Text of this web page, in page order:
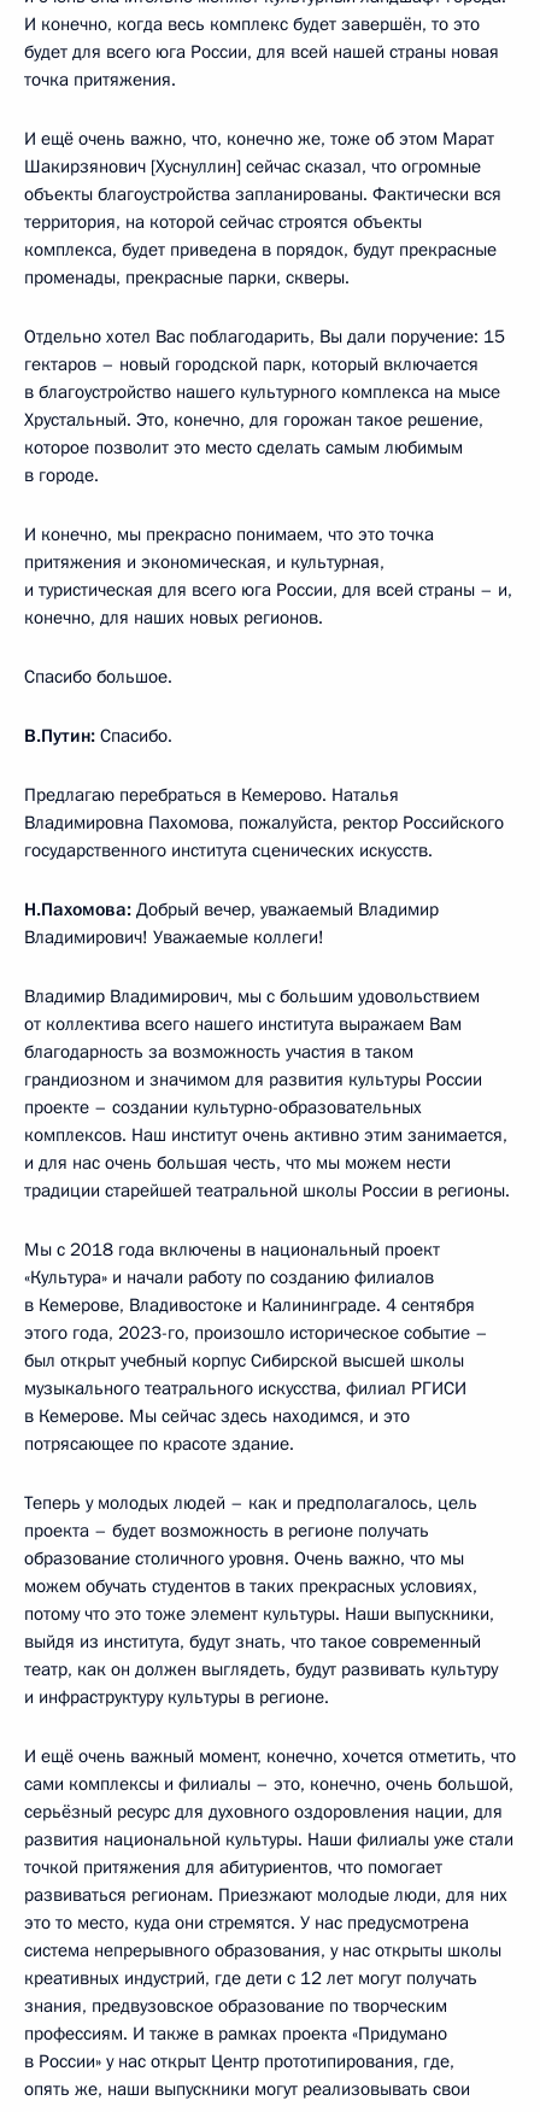
И конечно, когда весь комплекс будет завершён, то это
будет для всего юга России, для всей нашей страны новая
точка притяжения.
И ещё очень важно, что, конечно же, тоже об этом Марат
Шакирзянович [Хуснуллин] сейчас сказал, что огромные
объекты благоустройства запланированы. Фактически вся
территория, на которой сейчас строятся объекты
комплекса, будет приведена в порядок, будут прекрасные
променады, прекрасные парки, скверы.
Отдельно хотел Вас поблагодарить, Вы дали поручение: 15
гектаров – новый городской парк, который включается
в благоустройство нашего культурного комплекса на мысе
Хрустальный. Это, конечно, для горожан такое решение,
которое позволит это место сделать самым любимым
в городе.
И конечно, мы прекрасно понимаем, что это точка
притяжения и экономическая, и культурная,
и туристическая для всего юга России, для всей страны – и,
конечно, для наших новых регионов.
Спасибо большое.
В.Путин: Спасибо.
Предлагаю перебраться в Кемерово. Наталья
Владимировна Пахомова, пожалуйста, ректор Российского
государственного института сценических искусств.
Н.Пахомова: Добрый вечер, уважаемый Владимир
Владимирович! Уважаемые коллеги!
Владимир Владимирович, мы с большим удовольствием
от коллектива всего нашего института выражаем Вам
благодарность за возможность участия в таком
грандиозном и значимом для развития культуры России
проекте – создании культурно-образовательных
комплексов. Наш институт очень активно этим занимается,
и для нас очень большая честь, что мы можем нести
традиции старейшей театральной школы России в регионы.
Мы с 2018 года включены в национальный проект
«Культура» и начали работу по созданию филиалов
в Кемерове, Владивостоке и Калининграде. 4 сентября
этого года, 2023-го, произошло историческое событие –
был открыт учебный корпус Сибирской высшей школы
музыкального театрального искусства, филиал РГИСИ
в Кемерове. Мы сейчас здесь находимся, и это
потрясающее по красоте здание.
Теперь у молодых людей – как и предполагалось, цель
проекта – будет возможность в регионе получать
образование столичного уровня. Очень важно, что мы
можем обучать студентов в таких прекрасных условиях,
потому что это тоже элемент культуры. Наши выпускники,
выйдя из института, будут знать, что такое современный
театр, как он должен выглядеть, будут развивать культуру
и инфраструктуру культуры в регионе.
И ещё очень важный момент, конечно, хочется отметить, что
сами комплексы и филиалы – это, конечно, очень большой,
серьёзный ресурс для духовного оздоровления нации, для
развития национальной культуры. Наши филиалы уже стали
точкой притяжения для абитуриентов, что помогает
развиваться регионам. Приезжают молодые люди, для них
это то место, куда они стремятся. У нас предусмотрена
система непрерывного образования, у нас открыты школы
креативных индустрий, где дети с 12 лет могут получать
знания, предвузовское образование по творческим
профессиям. И также в рамках проекта «Придумано
в России» у нас открыт Центр прототипирования, где,
опять же, наши выпускники могут реализовывать свои